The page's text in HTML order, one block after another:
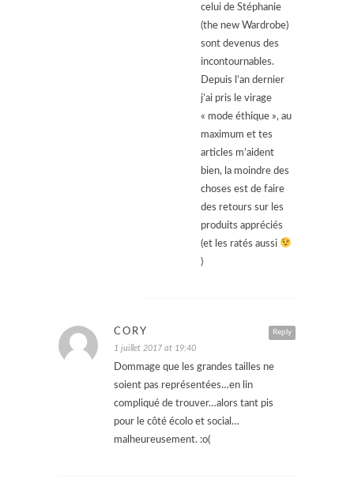
celui de Stéphanie
(the new Wardrobe)
sont devenus des
incontournables.
Depuis l’an dernier
j’ai pris le virage
« mode éthique », au
maximum et tes
articles m’aident
bien, la moindre des
choses est de faire
des retours sur les
produits appréciés
(et les ratés aussi
)
Reply
CORY
1 juillet 2017 at 19:40
Dommage que les grandes tailles ne
soient pas représentées…en lin
compliqué de trouver…alors tant pis
pour le côté écolo et social…
malheureusement. :o(